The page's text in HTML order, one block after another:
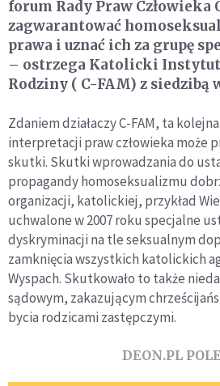
forum Rady Praw Człowieka
zagwarantować
prawa i uznać ich za grupę
– ostrzega Katolicki Instytut
Rodziny ( C-FAM) z siedzibą
Zdaniem działaczy C-FAM, ta
interpretacji praw człowieka może
skutki. Skutki wprowadzania do
propagandy homoseksualizmu
organizacji, katolickiej, przykład
uchwalone w 2007 roku specjalne
dyskryminacji na tle seksualnym
zamknięcia wszystkich katolickich
Wyspach. Skutkowało to także
sądowym, zakazującym
bycia rodzicami zastępczymi.
DEON.PL